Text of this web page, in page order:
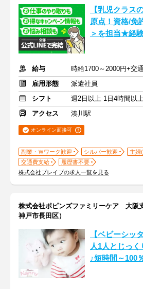
【乳児クラス
原点！資格/免
＞を担当★経
給与
時給1700～2000円+交
雇用形態
派遣社員
シフト
週2日以上 1日4時間以
アクセス
湊川駅
オンライン面接可
副業・Ｗワーク歓迎 シルバー歓迎
主婦
交通費支給
履歴書不要
株式会社ブレイブの求人一覧を見る
株式会社ポピンズファミリーケア 大阪
神戸市長田区）
【ベビーシッ
人1人とじっ
♪短時間～100